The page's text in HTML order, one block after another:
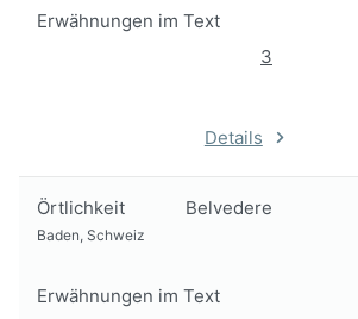
Erwähnungen im Text
3
Details
Örtlichkeit Belvedere
Baden, Schweiz
Erwähnungen im Text